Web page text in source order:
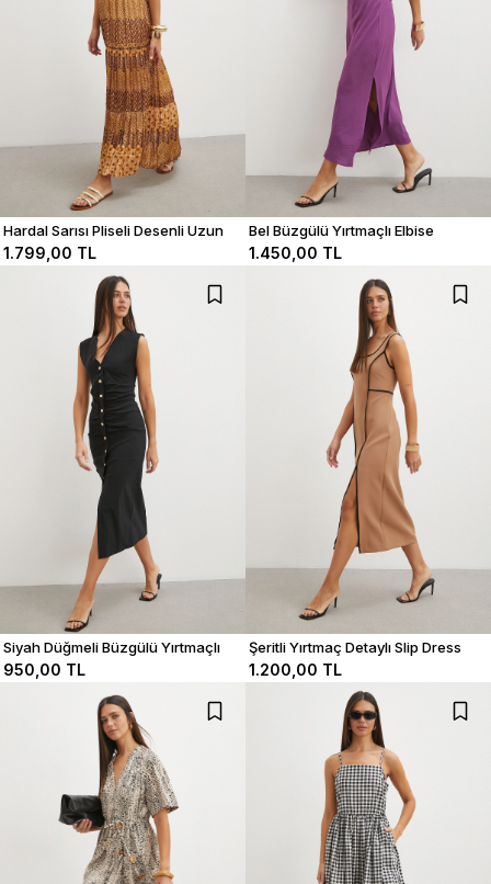
Hardal Sarısı Pliseli Desenli Uzun
Elbise
1.799,00 TL
Bel Büzgülü Yırtmaçlı Elbise
1.450,00 TL
Siyah Düğmeli Büzgülü Yırtmaçlı
Elbise
950,00 TL
Şeritli Yırtmaç Detaylı Slip Dress
1.200,00 TL